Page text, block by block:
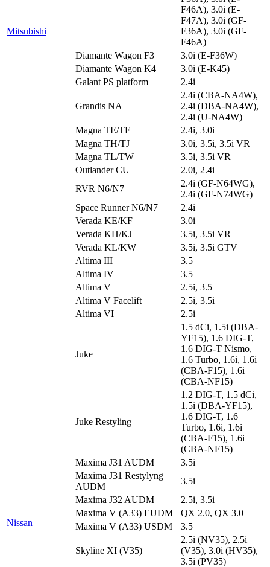
Mitsubishi
F46A), 3.0i (E-
F47A), 3.0i (GF-
F36A), 3.0i (GF-
F46A)
Diamante Wagon F3
3.0i (E-F36W)
Diamante Wagon K4
3.0i (E-K45)
Galant PS platform
2.4i
Grandis NA
2.4i (CBA-NA4W),
2.4i (DBA-NA4W),
2.4i (U-NA4W)
Magna TE/TF
2.4i, 3.0i
Magna TH/TJ
3.0i, 3.5i, 3.5i VR
Magna TL/TW
3.5i, 3.5i VR
Outlander CU
2.0i, 2.4i
RVR N6/N7
2.4i (GF-N64WG),
2.4i (GF-N74WG)
Space Runner N6/N7
2.4i
Verada KE/KF
3.0i
Verada KH/KJ
3.5i, 3.5i VR
Verada KL/KW
3.5i, 3.5i GTV
Nissan
Altima III
3.5
Altima IV
3.5
Altima V
2.5i, 3.5
Altima V Facelift
2.5i, 3.5i
Altima VI
2.5i
Juke
1.5 dCi, 1.5i (DBA-
YF15), 1.6 DIG-T,
1.6 DIG-T Nismo,
1.6 Turbo, 1.6i, 1.6i
(CBA-F15), 1.6i
(CBA-NF15)
Juke Restyling
1.2 DIG-T, 1.5 dCi,
1.5i (DBA-YF15),
1.6 DIG-T, 1.6
Turbo, 1.6i, 1.6i
(CBA-F15), 1.6i
(CBA-NF15)
Maxima J31 AUDM
3.5i
Maxima J31 Restylyng
AUDM
3.5i
Maxima J32 AUDM
2.5i, 3.5i
Maxima V (A33) EUDM
QX 2.0, QX 3.0
Maxima V (A33) USDM
3.5
Skyline XI (V35)
2.5i (NV35), 2.5i
(V35), 3.0i (HV35),
3.5i (PV35)